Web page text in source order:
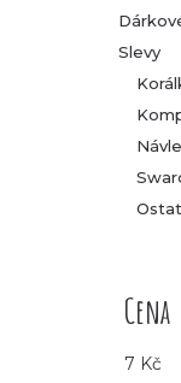
Slevy
Cena
7 Kč